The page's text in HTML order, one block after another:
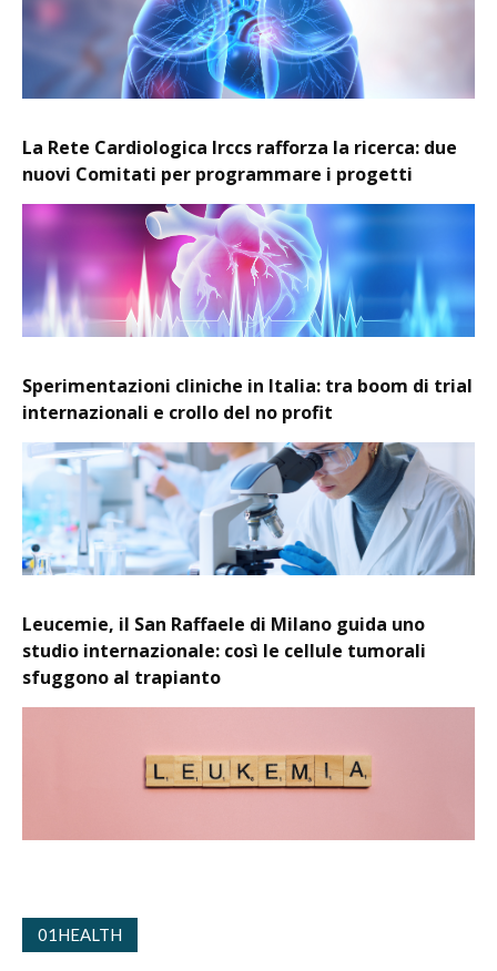
La Rete Cardiologica Irccs rafforza la ricerca: due
nuovi Comitati per programmare i progetti
Sperimentazioni cliniche in Italia: tra boom di trial
internazionali e crollo del no profit
Leucemie, il San Raffaele di Milano guida uno
studio internazionale: così le cellule tumorali
sfuggono al trapianto
01HEALTH